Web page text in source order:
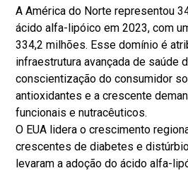
A América do Norte representou
ácido alfa-lipóico em 2023, com
334,2 milhões. Esse domínio é
infraestrutura avançada de saúde
conscientização do consumidor
antioxidantes e a crescente
funcionais e nutracêuticos.
O EUA lidera o crescimento
crescentes de diabetes e
levaram a adoção do ácido alfa-